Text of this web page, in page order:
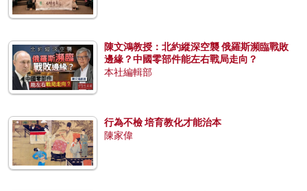
陳文鴻教授：北約縱深空襲 俄羅斯瀕臨戰敗
邊緣？中國零部件能左右戰局走向？
本社編輯部
行為不檢 培育教化才能治本
陳家偉